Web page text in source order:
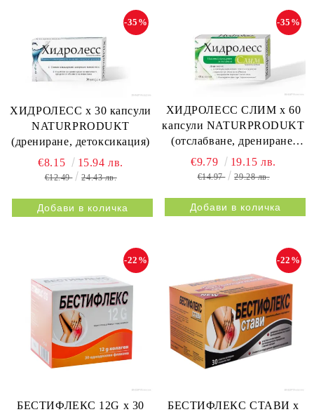
ХИДРОЛЕСС х 30 капсули
NATURPRODUKT
(дрениране, детоксикация)
-35%
€8.15 15.94 лв.
€12.49 24.43 лв.
ХИДРОЛЕСС СЛИМ х 60
капсули NATURPRODUKT
(отслабване, дрениране,
метаболизъм)
-35%
€9.79 19.15 лв.
€14.97 29.28 лв.
БЕСТИФЛЕКС 12G х 30
-22%
БЕСТИФЛЕКС СТАВИ х
-22%